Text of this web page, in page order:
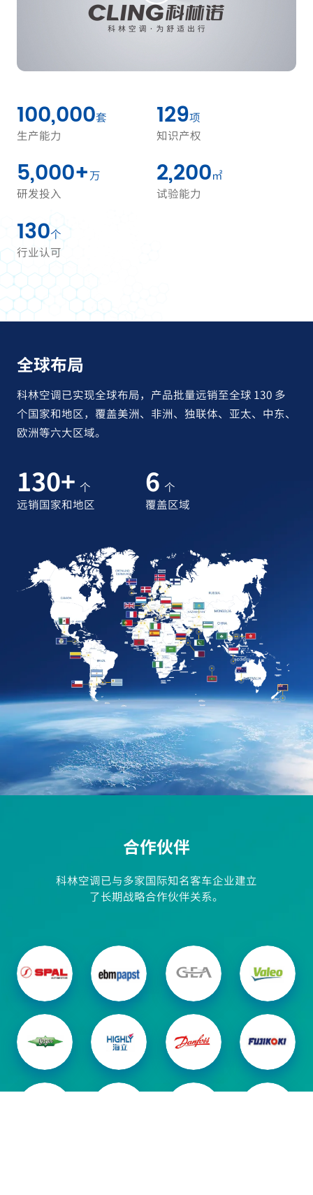
100,000套
生产能力
129项
知识产权
5,000+万
研发投入
2,200㎡
试验能力
130个
行业认可
全球布局
科林空调已实现全球布局，产品批量远销至全球 130 多
个国家和地区，覆盖美洲、非洲、独联体、亚太、中东、
欧洲等六大区域。
130+ 个
远销国家和地区
6 个
覆盖区域
合作伙伴
科林空调已与多家国际知名客车企业建立
了长期战略合作伙伴关系。